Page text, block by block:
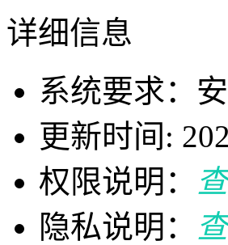
详细信息
系统要求：
更新时间:
权限说明：
隐私说明：